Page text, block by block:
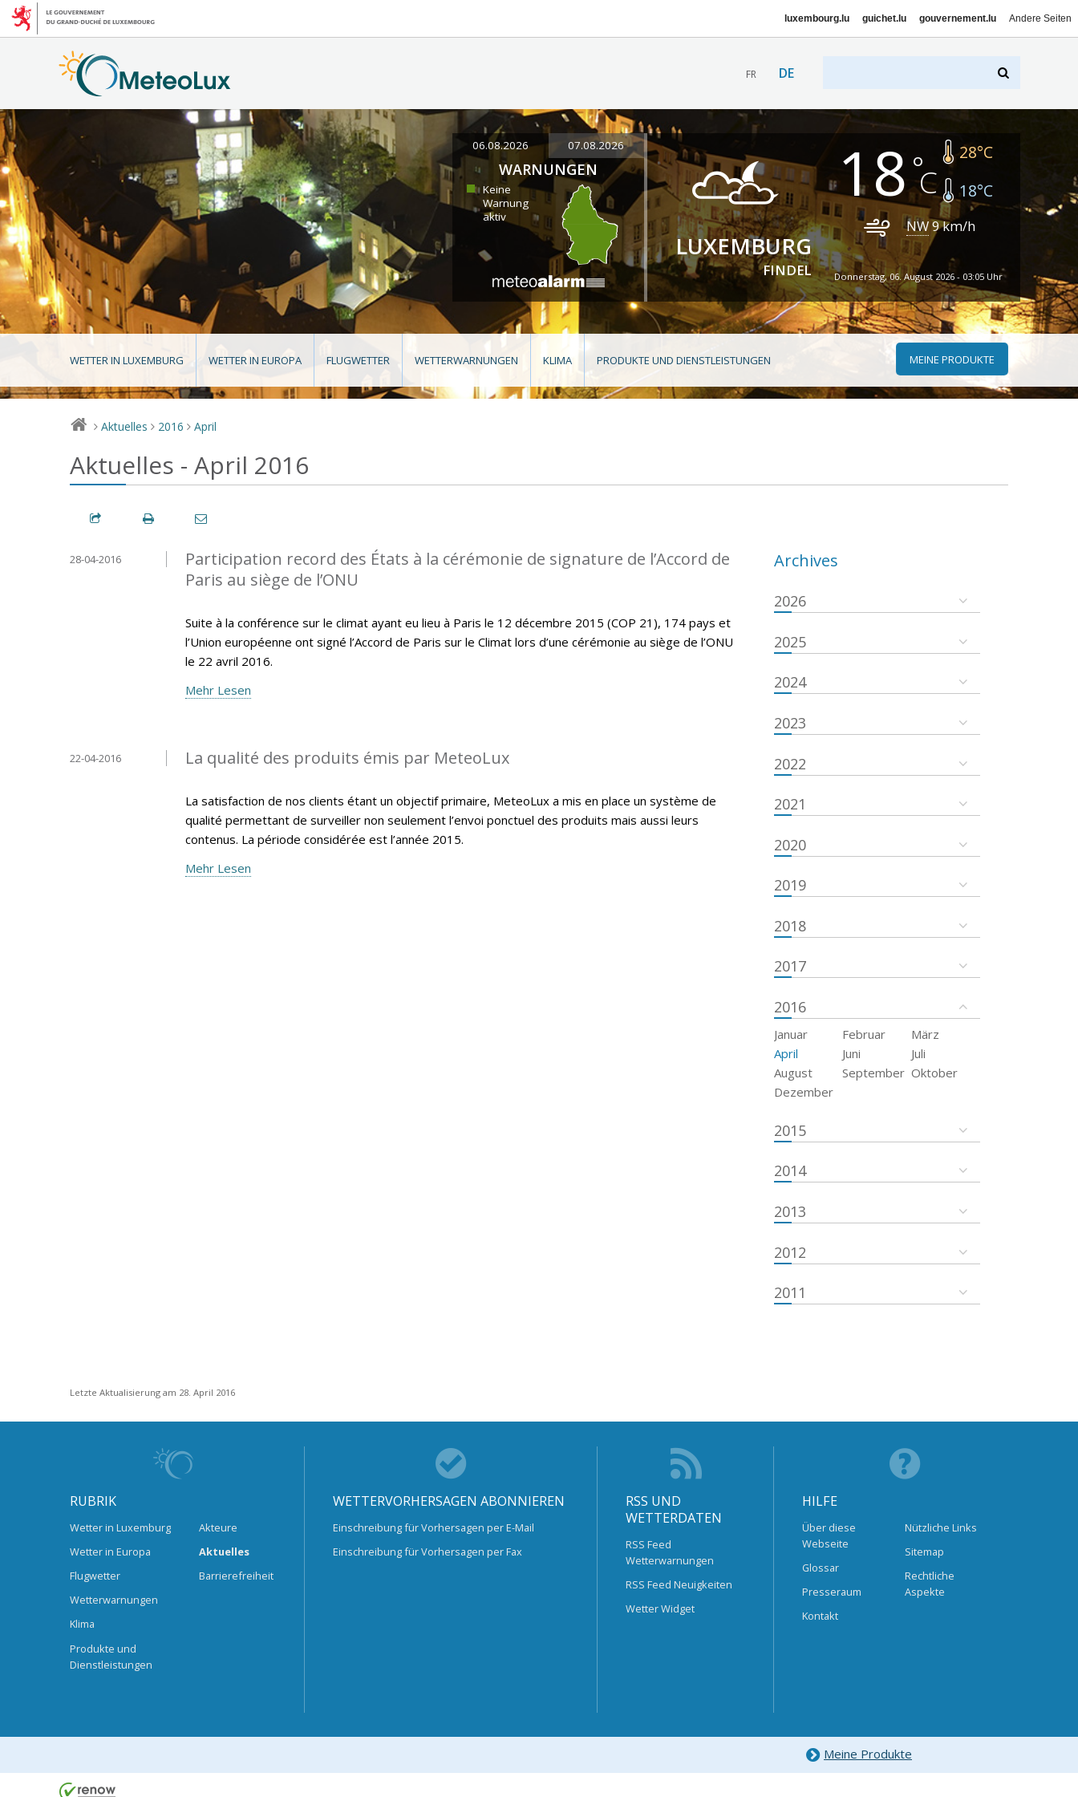
luxembourg.lu guichet.lu gouvernement.lu Andere Seiten
FR DE
06.08.2026 07.08.2026
WARNUNGEN
Keine
Warnung
aktiv
LUXEMBURG
FINDEL
18 28°C
18°C
NW9km/h
Donnerstag, 06. August 2026 - 03:05 Uhr
WETTER IN LUXEMBURG WETTER IN EUROPA FLUGWETTER WETTERWARNUNGEN KLIMA PRODUKTE UND DIENSTLEISTUNGEN MEINE PRODUKTE
> Aktuelles > 2016 > April
Aktuelles - April 2016
Participation record des États à la cérémonie de signature de l’Accord de
Paris au siège de l’ONU
28-04-2016
Suite à la conférence sur le climat ayant eu lieu à Paris le 12 décembre 2015 (COP 21), 174 pays et
l’Union européenne ont signé l’Accord de Paris sur le Climat lors d’une cérémonie au siège de l’ONU
le 22 avril 2016.
Mehr Lesen
La qualité des produits émis par MeteoLux
22-04-2016
La satisfaction de nos clients étant un objectif primaire, MeteoLux a mis en place un système de
qualité permettant de surveiller non seulement l’envoi ponctuel des produits mais aussi leurs
contenus. La période considérée est l’année 2015.
Mehr Lesen
Archives
2026
2025
2024
2023
2022
2021
2020
2019
2018
2017
2016
Januar Februar
März
April
Juni
Juli
August
September Oktober
Dezember
2015
2014
2013
2012
2011
Letzte Aktualisierung am 28. April 2016
RUBRIK
Wetter in Luxemburg
Wetter in Europa
Flugwetter
Wetterwarnungen
Klima
Produkte und
Dienstleistungen
Akteure
Aktuelles
Barrierefreiheit
WETTERVORHERSAGEN ABONNIEREN
Einschreibung für Vorhersagen per E-Mail
Einschreibung für Vorhersagen per Fax
RSS UND
WETTERDATEN
RSS Feed
Wetterwarnungen
RSS Feed Neuigkeiten
Wetter Widget
HILFE
Über diese
Webseite
Glossar
Presseraum
Kontakt
Nützliche Links
Sitemap
Rechtliche
Aspekte
Meine Produkte